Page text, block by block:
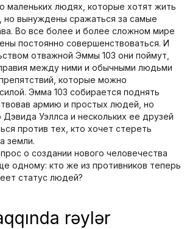
маленьких людях, которые хотят жить
но вынуждены сражаться за самые
Во все более и более сложном мире
постоянно совершенствоваться. И
отважной Эммы 103 они поймут,
между ними и обычными людьми
которые можно
Эмма 103 собирается поднять
армию и простых людей, но
Уэллса и нескольких ее друзей
против тех, кто хочет стереть
земли.
о создании нового человечества
одному: кто же из противников теперь
статус людей?
rəylər